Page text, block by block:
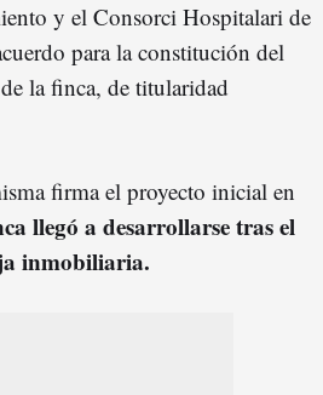
y el Consorci Hospitalari de
para la constitución del
la finca, de titularidad
firma el proyecto inicial en
llegó a desarrollarse tras el
inmobiliaria.